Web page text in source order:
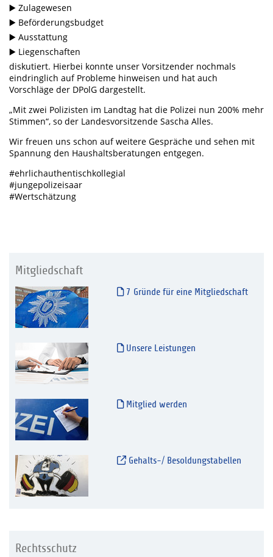
▶️ Zulagewesen
▶️ Beförderungsbudget
▶️ Ausstattung
▶️ Liegenschaften
diskutiert. Hierbei konnte unser Vorsitzender nochmals
eindringlich auf Probleme hinweisen und hat auch
Vorschläge der DPolG dargestellt.
„Mit zwei Polizisten im Landtag hat die Polizei nun 200% mehr
Stimmen“, so der Landesvorsitzende Sascha Alles.
Wir freuen uns schon auf weitere Gespräche und sehen mit
Spannung den Haushaltsberatungen entgegen.
#ehrlichauthentischkollegial
#jungepolizeisaar
#Wertschätzung
Mitgliedschaft
7 Gründe für eine Mitgliedschaft
Unsere Leistungen
Mitglied werden
Gehalts-/ Besoldungstabellen
Rechtsschutz